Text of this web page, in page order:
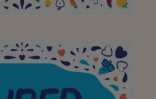
favoriete
waar ik
verse